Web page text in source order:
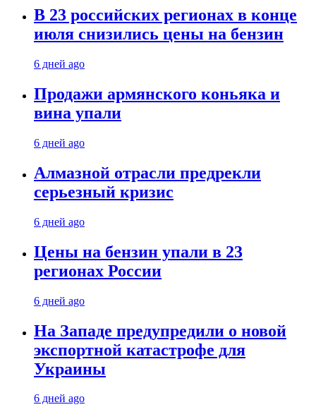
В 23 российских регионах в конце
июля снизились цены на бензин
6 дней ago
Продажи армянского коньяка и
вина упали
6 дней ago
Алмазной отрасли предрекли
серьезный кризис
6 дней ago
Цены на бензин упали в 23
регионах России
6 дней ago
На Западе предупредили о новой
экспортной катастрофе для
Украины
6 дней ago